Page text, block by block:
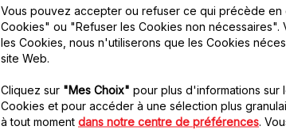
Grille 7,5 mm SS-
192247
Hache tous types de
viandes, poissons,
Stock disponible.
8.20 CHF
Plateau aluminium SS-
Vous pouvez accepter ou refuser ce qui précède en
Cookies" ou "Refuser les Cookies non nécessaires".
les Cookies, nous n'utiliserons que les Cookies
site Web.
Cliquez sur "Mes Choix" pour plus d'informations
Cookies et pour accéder à une sélection plus
à tout moment dans notre centre de préférences.